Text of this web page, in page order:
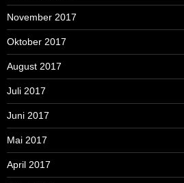
November 2017
Oktober 2017
August 2017
Juli 2017
Juni 2017
Mai 2017
April 2017